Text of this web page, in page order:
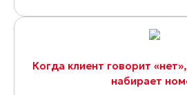
Когда клиент говорит
набирает